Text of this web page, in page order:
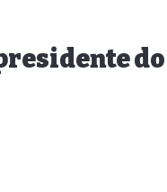
do